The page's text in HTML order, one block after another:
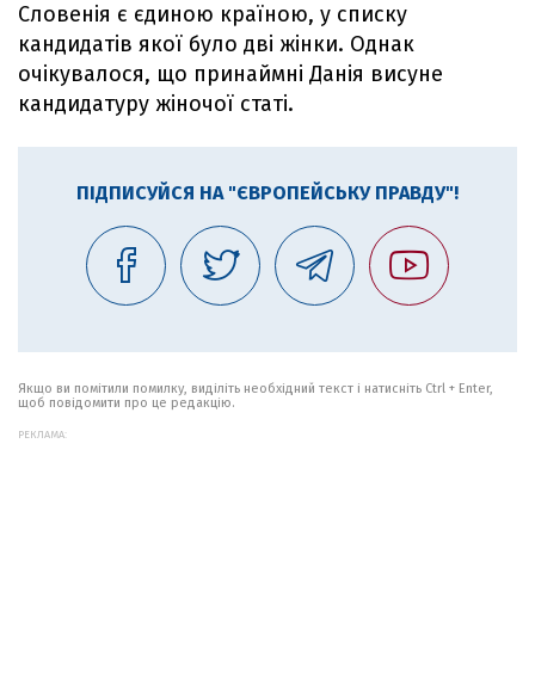
Словенія є єдиною країною, у списку
кандидатів якої було дві жінки. Однак
очікувалося, що принаймні Данія висуне
кандидатуру жіночої статі.
ПІДПИСУЙСЯ НА "ЄВРОПЕЙСЬКУ ПРАВДУ"!
Якщо ви помітили помилку, виділіть необхідний текст і натисніть Ctrl + Enter,
щоб повідомити про це редакцію.
РЕКЛАМА: